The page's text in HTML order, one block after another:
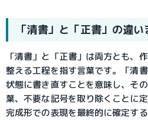
「清書」と「正書」の違い
「清書」と「正書」は両方とも、
整える工程を指す言葉です。「清
状態に書き直すことを意味し、そ
葉、不要な記号を取り除くことに
完成形での表現を最終的に確定す